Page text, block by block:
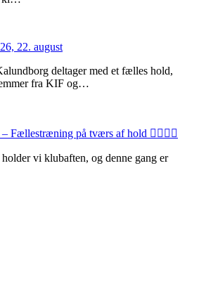
22. august
deltager med et fælles hold,
fra KIF og…
Fællestræning på tværs af hold 🏃‍♀️🚶‍♂️
vi klubaften, og denne gang er